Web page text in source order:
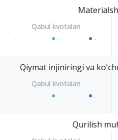
- - -
Qiymat injiniringi va
- - -
Qurilish